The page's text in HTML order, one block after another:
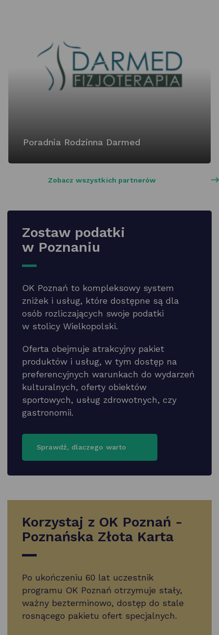
Poradnia Rodzinna Darmed
Zobacz wszystkich partnerów
Zostaw podatki
w Poznaniu
OK Poznań to kompleksowy system
zniżek i usług, które dostępne są dla
osób rozliczających swoje podatki
w stolicy Wielkopolski.
Oferta obejmuje atrakcyjny pakiet
produktów i usług, w tym dostęp na
preferencyjnych warunkach do wydarzeń
kulturalnych, oferty obiektów
sportowych, usług zdrowotnych, czy
gastronomii.
Sprawdź, dlaczego warto
link
się
Korzystaj z OK Poznań -
Poznańska Złota Karta
Po ukończeniu 60 lat uczestnik
programu OK Poznań otrzymuje stały,
ważny bezterminowo, dostęp do stale
rosnącego pakietu ofert specjalnych.